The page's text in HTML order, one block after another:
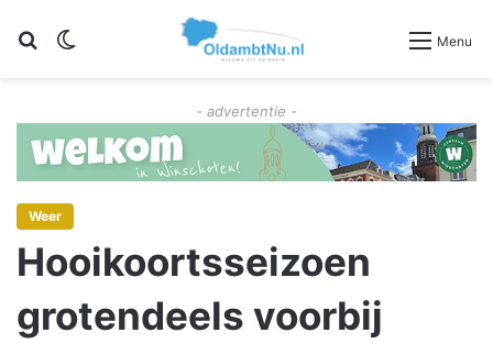
Zoeken Menu
- advertentie -
Weer
Hooikoortsseizoen
grotendeels voorbij